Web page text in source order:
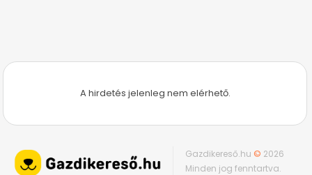
A hirdetés jelenleg nem elérhető.
Gazdikereső.hu © 2026
Minden jog fenntartva.